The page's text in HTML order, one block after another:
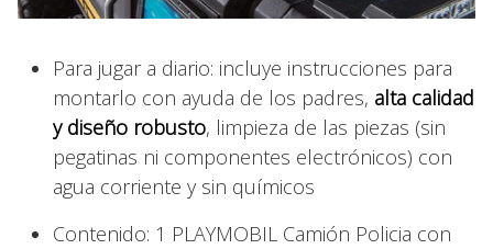
Para jugar a diario: incluye instrucciones para
montarlo con ayuda de los padres, alta calidad
y diseño robusto, limpieza de las piezas (sin
pegatinas ni componentes electrónicos) con
agua corriente y sin químicos
Contenido: 1 PLAYMOBIL Camión Policia con